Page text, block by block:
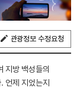
관광정보 수정요청
지방 백성들의
언제 지었는지